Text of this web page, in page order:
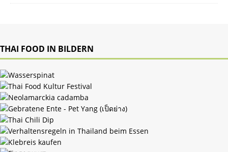
THAI FOOD IN BILDERN